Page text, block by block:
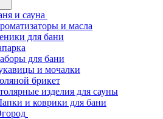
и сауна
и масла
для бани
для бани
и мочалки
брикет
изделия для сауны
и коврики для бани